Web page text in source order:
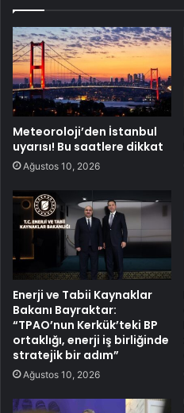
Meteoroloji’den İstanbul
uyarısı! Bu saatlere dikkat
Ağustos 10, 2026
Enerji ve Tabii Kaynaklar
Bakanı Bayraktar:
“TPAO’nun Kerkük’teki BP
ortaklığı, enerji iş birliğinde
stratejik bir adım”
Ağustos 10, 2026